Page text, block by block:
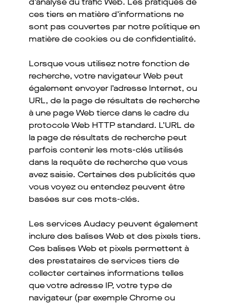
ces tiers en matière d’informations ne
sont pas couvertes par notre politique en
matière de cookies ou de confidentialité.
Lorsque vous utilisez notre fonction de
recherche, votre navigateur Web peut
également envoyer l’adresse Internet, ou
URL, de la page de résultats de recherche
à une page Web tierce dans le cadre du
protocole Web HTTP standard. L’URL de
la page de résultats de recherche peut
parfois contenir les mots-clés utilisés
dans la requête de recherche que vous
avez saisie. Certaines des publicités que
vous voyez ou entendez peuvent être
basées sur ces mots-clés.
Les services Audacy peuvent également
inclure des balises Web et des pixels tiers.
Ces balises Web et pixels permettent à
des prestataires de services tiers de
collecter certaines informations telles
que votre adresse IP, votre type de
navigateur (par exemple Chrome ou